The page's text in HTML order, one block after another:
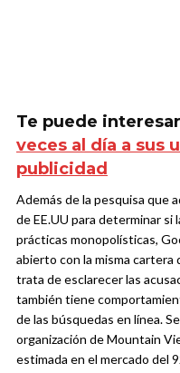
Te puede
veces al día a sus
publicidad
Además de la pesquisa que
de EE.UU para determinar si
prácticas monopolísticas,
abierto con la misma cartera
trata de esclarecer las
también tiene
de las búsquedas en línea.
organización de Mountain
estimada en el mercado del